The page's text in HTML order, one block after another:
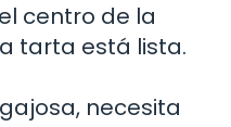
centro de la
tarta está lista.
necesita